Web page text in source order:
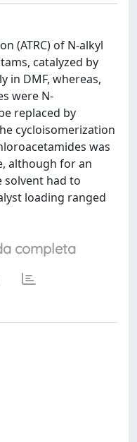
(ATRC) of N-alkyl
catalyzed by
in DMF, whereas,
were N-
replaced by
cycloisomerization
was
although for an
solvent had to
loading ranged
completa